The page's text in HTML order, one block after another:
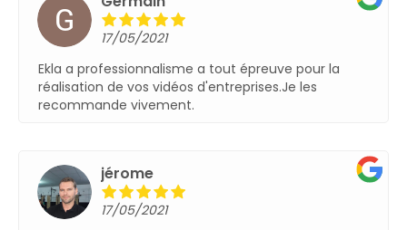
épreuve pour la
les
Prestations au top
professionnel et solutions